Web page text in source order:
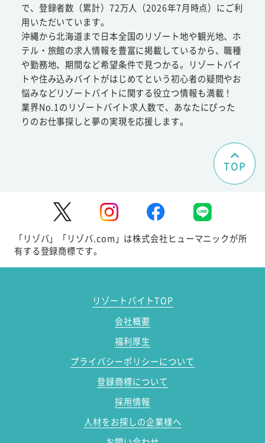
で、登録者数（累計）72万人（2026年7月時点）にご利
用いただいています。
沖縄から北海道まで日本全国のリゾート地や観光地、ホ
テル・旅館の求人情報を豊富に掲載しているから、職種
や勤務地、期間など希望条件で見つかる。リゾートバイ
トや住み込みバイトがはじめてという初心者の疑問やお
悩みなどリゾートバイトに関する役立つ情報も満載！
業界No.1のリゾートバイト求人数で、あなたにぴった
りのお仕事探しと夢の実現を応援します。
TOP
「リゾバ」「リゾバ.com」は株式会社ヒューマニックが所
有する登録商標です。
リゾートバイトTOP
会社概要
福利厚生
プライバシーポリシーについて
登録商標について
採用情報
人材をお探しの企業様へ